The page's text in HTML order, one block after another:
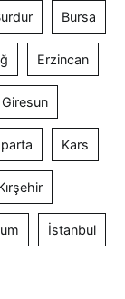
Bursa
Erzincan
Giresun
Kars
İstanbul